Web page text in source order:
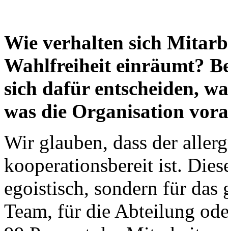
Wie verhalten sich
Wahlfreiheit einräumt?
sich dafür entscheiden,
was die Organisation
Wir glauben, dass der
kooperationsbereit ist.
egoistisch, sondern für das
Team, für die Abteilung